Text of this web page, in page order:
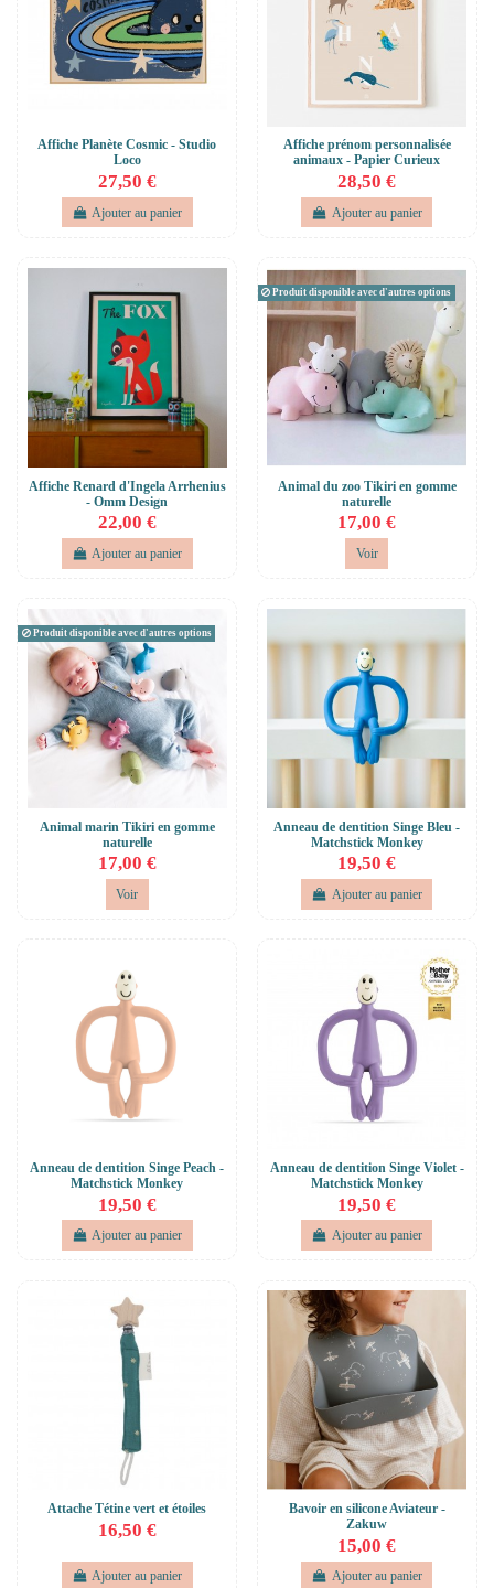
Affiche Planète Cosmic - Studio
Loco
27,50 €
Ajouter au panier
Affiche prénom personnalisée
animaux - Papier Curieux
28,50 €
Ajouter au panier
Affiche Renard d'Ingela Arrhenius
- Omm Design
22,00 €
Ajouter au panier
Produit disponible avec d'autres options
Animal du zoo Tikiri en gomme
naturelle
17,00 €
Voir
Produit disponible avec d'autres options
Animal marin Tikiri en gomme
naturelle
17,00 €
Voir
Anneau de dentition Singe Bleu -
Matchstick Monkey
19,50 €
Ajouter au panier
Anneau de dentition Singe Peach -
Matchstick Monkey
19,50 €
Ajouter au panier
Anneau de dentition Singe Violet -
Matchstick Monkey
19,50 €
Ajouter au panier
Attache Tétine vert et étoiles
16,50 €
Ajouter au panier
Bavoir en silicone Aviateur -
Zakuw
15,00 €
Ajouter au panier